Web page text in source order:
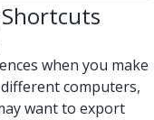
when you make
computers,
want to export